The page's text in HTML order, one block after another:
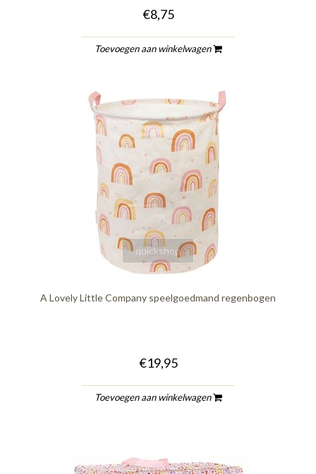
€8,75
Toevoegen aan winkelwagen
quickshop
A Lovely Little Company speelgoedmand regenbogen
€19,95
Toevoegen aan winkelwagen